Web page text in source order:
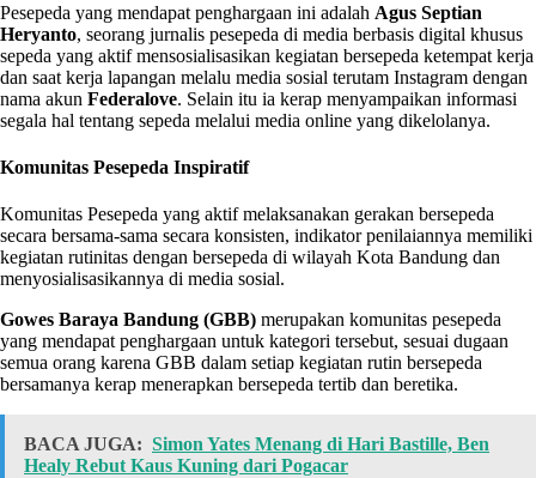
Pesepeda yang mendapat penghargaan ini adalah Agus Septian
Heryanto, seorang jurnalis pesepeda di media berbasis digital khusus
sepeda yang aktif mensosialisasikan kegiatan bersepeda ketempat kerja
dan saat kerja lapangan melalu media sosial terutam Instagram dengan
nama akun Federalove. Selain itu ia kerap menyampaikan informasi
segala hal tentang sepeda melalui media online yang dikelolanya.
Komunitas Pesepeda Inspiratif
Komunitas Pesepeda yang aktif melaksanakan gerakan bersepeda
secara bersama-sama secara konsisten, indikator penilaiannya memiliki
kegiatan rutinitas dengan bersepeda di wilayah Kota Bandung dan
menyosialisasikannya di media sosial.
Gowes Baraya Bandung (GBB) merupakan komunitas pesepeda
yang mendapat penghargaan untuk kategori tersebut, sesuai dugaan
semua orang karena GBB dalam setiap kegiatan rutin bersepeda
bersamanya kerap menerapkan bersepeda tertib dan beretika.
BACA JUGA: Simon Yates Menang di Hari Bastille, Ben
Healy Rebut Kaus Kuning dari Pogacar